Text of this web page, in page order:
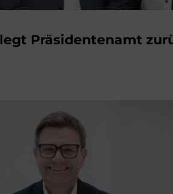
Präsidentenamt